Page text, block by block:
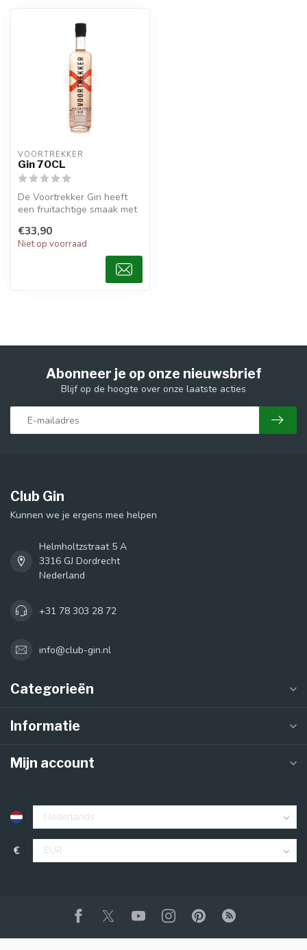
VOORTREKKER
Gin 70CL
De Voortrekker Gin heeft
een fruitachtige smaak met
vani...
€33,90
Niet op voorraad
Abonneer je op onze nieuwsbrief
Blijf op de hoogte over onze laatste acties
Club Gin
Kunnen we je ergens mee helpen
Helmholtzstraat 5 A
3316 GJ Dordrecht
Nederland
+31 78 303 28 72
info@club-gin.nl
Categorieën
Informatie
Mijn account
€